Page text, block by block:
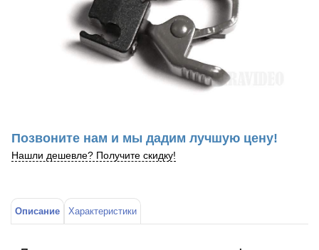
Позвоните нам и мы дадим лучшую цену!
Нашли дешевле? Получите скидку!
Описание Характеристики